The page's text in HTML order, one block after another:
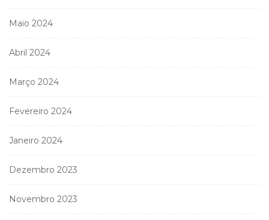
Maio 2024
Abril 2024
Março 2024
Fevereiro 2024
Janeiro 2024
Dezembro 2023
Novembro 2023